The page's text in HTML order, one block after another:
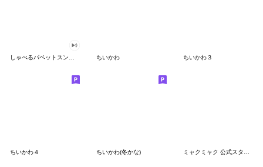
ちいかわ ちいかわ３
ちいかわ４ ちいかわ(冬かな)